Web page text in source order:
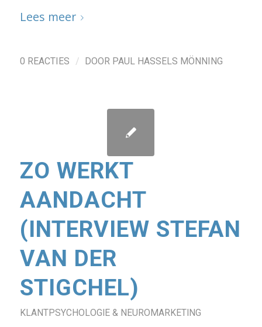
Lees meer
0 REACTIES / DOOR PAUL HASSELS MÖNNING
ZO WERKT
AANDACHT
(INTERVIEW STEFAN
VAN DER
STIGCHEL)
KLANTPSYCHOLOGIE & NEUROMARKETING